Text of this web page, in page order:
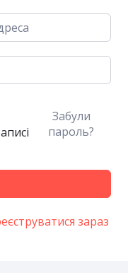
Забули
пароль?
зараз